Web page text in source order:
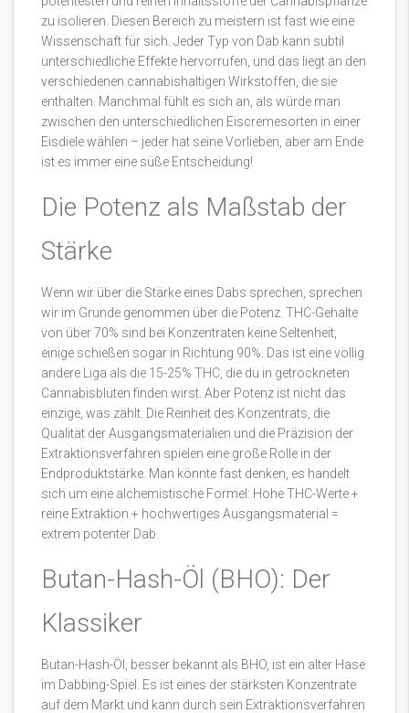
zu isolieren. Diesen Bereich zu meistern ist fast wie eine
Wissenschaft für sich. Jeder Typ von Dab kann subtil
unterschiedliche Effekte hervorrufen, und das liegt an den
verschiedenen cannabishaltigen Wirkstoffen, die sie
enthalten. Manchmal fühlt es sich an, als würde man
zwischen den unterschiedlichen Eiscremesorten in einer
Eisdiele wählen – jeder hat seine Vorlieben, aber am Ende
ist es immer eine süße Entscheidung!
Die Potenz als Maßstab der
Stärke
Wenn wir über die Stärke eines Dabs sprechen, sprechen
wir im Grunde genommen über die Potenz. THC-Gehalte
von über 70% sind bei Konzentraten keine Seltenheit,
einige schießen sogar in Richtung 90%. Das ist eine völlig
andere Liga als die 15-25% THC, die du in getrockneten
Cannabisblüten finden wirst. Aber Potenz ist nicht das
einzige, was zählt. Die Reinheit des Konzentrats, die
Qualität der Ausgangsmaterialien und die Präzision der
Extraktionsverfahren spielen eine große Rolle in der
Endproduktstärke. Man könnte fast denken, es handelt
sich um eine alchemistische Formel: Hohe THC-Werte +
reine Extraktion + hochwertiges Ausgangsmaterial =
extrem potenter Dab.
Butan-Hash-Öl (BHO): Der
Klassiker
Butan-Hash-Öl, besser bekannt als BHO, ist ein alter Hase
im Dabbing-Spiel. Es ist eines der stärksten Konzentrate
auf dem Markt und kann durch sein Extraktionsverfahren